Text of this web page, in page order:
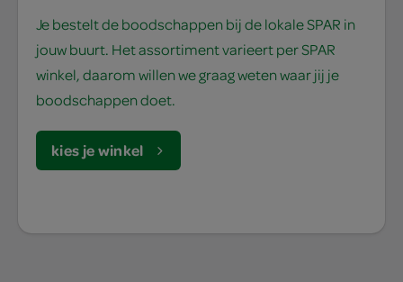
Je bestelt de boodschappen bij de lokale SPAR in
jouw buurt. Het assortiment varieert per SPAR
winkel, daarom willen we graag weten waar jij je
boodschappen doet.
kies je winkel